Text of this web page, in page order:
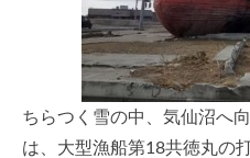
ちらつく雪の中、気仙沼へ
は、大型漁船第18共徳丸の